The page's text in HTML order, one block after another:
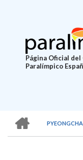
principal
Página Oficial del
Paralímpico